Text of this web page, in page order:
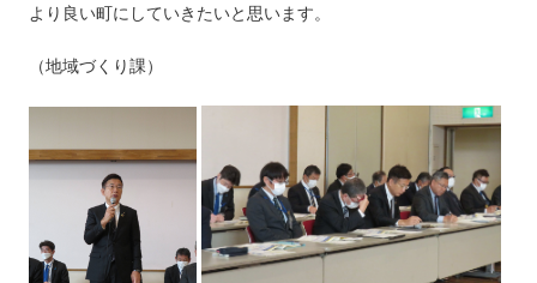
より良い町にしていきたいと思います。
（地域づくり課）